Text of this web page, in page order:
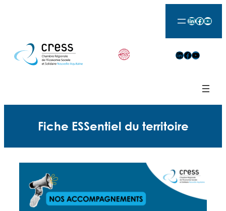
LinkedIn
Facebook
LinkedIn
Facebook
YouTube
Fiche ESSentiel du territoire